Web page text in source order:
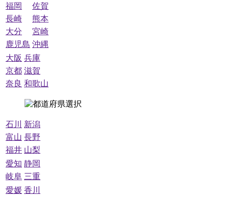
福岡
佐賀
長崎
熊本
大分
宮崎
鹿児島 沖縄
大阪 兵庫
京都 滋賀
奈良 和歌山
石川
新潟
富山 長野
福井 山梨
愛知 静岡
岐阜 三重
愛媛 香川